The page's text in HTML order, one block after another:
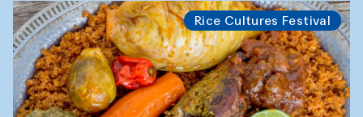
Rice Cultures Festival